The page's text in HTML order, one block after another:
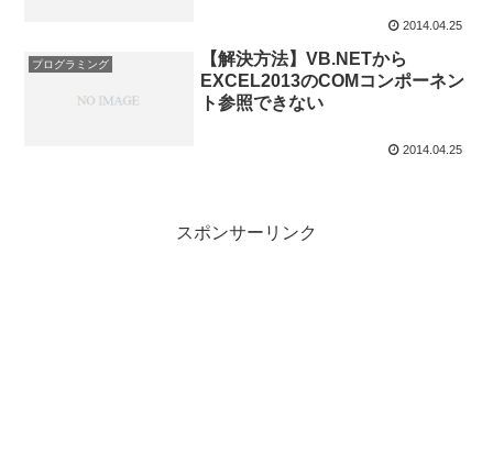
2014.04.25
プログラミング
【解決方法】VB.NETから
EXCEL2013のCOMコンポーネン
ト参照できない
2014.04.25
スポンサーリンク